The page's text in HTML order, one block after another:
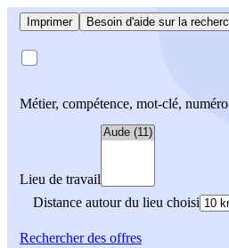
Imprimer Besoin d'aide sur la
Métier, compétence, mot-clé,
Lieu de travail
Distance autour du lieu choisi
Rechercherdes offres